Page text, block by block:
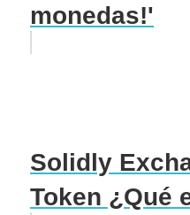
monedas!'
Solidly
Token ¿Qué